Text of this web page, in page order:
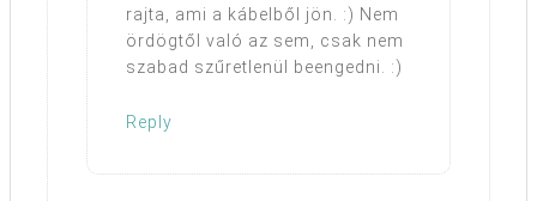
rajta, ami a kábelből jön. :) Nem
ördögtől való az sem, csak nem
szabad szűretlenül beengedni. :)
Reply